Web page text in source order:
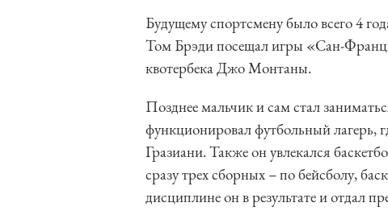
Будущему спортсмену было всего 4
Том Брэди посещал игры «Сан-
квотербека Джо Монтаны.
Позднее мальчик и сам стал
функционировал футбольный лагерь,
Гразиани. Также он увлекался
сразу трех сборных – по бейсболу,
дисциплине он в результате и отдал